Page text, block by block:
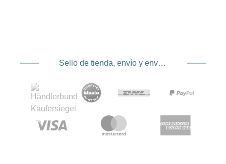
Sello de tienda, envío y envío. Proveedor de servicios de pago